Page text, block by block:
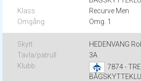
Recurve Men
Omg. 1
HEDENVANG
3A
7874 -